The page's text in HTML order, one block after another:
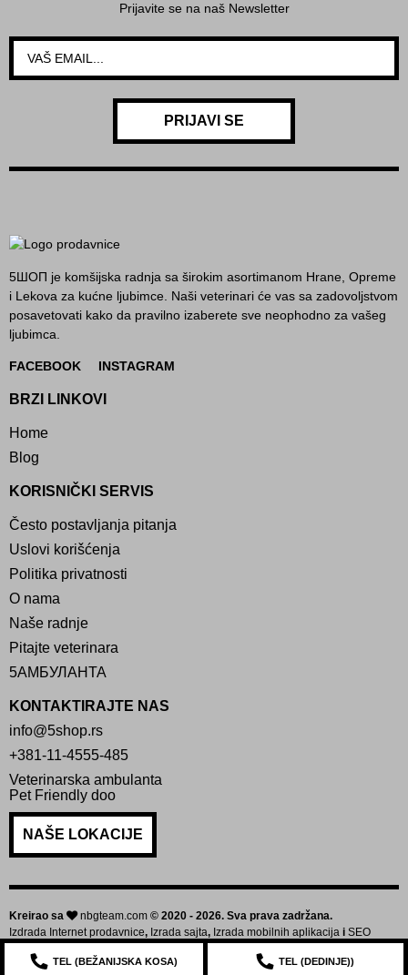
Prijavite se na naš Newsletter
PRIJAVI SE
5ШОП je komšijska radnja sa širokim asortimanom Hrane, Opreme
i Lekova za kućne ljubimce. Naši veterinari će vas sa zadovoljstvom
posavetovati kako da pravilno izaberete sve neophodno za vašeg
ljubimca.
FACEBOOK INSTAGRAM
BRZI LINKOVI
Home
Blog
KORISNIČKI SERVIS
Često postavljanja pitanja
Uslovi korišćenja
Politika privatnosti
O nama
Naše radnje
Pitajte veterinara
5АМБУЛАНТА
KONTAKTIRAJTE NAS
info@5shop.rs
+381-11-4555-485
Veterinarska ambulanta
Pet Friendly doo
NAŠE LOKACIJE
Kreirao sa nbgteam.com © 2020 - 2026. Sva prava zadržana.
Izdrada Internet prodavnice, Izrada sajta, Izrada mobilnih aplikacija i SEO
TEL (BEŽANIJSKA KOSA) TEL (DEDINJE))